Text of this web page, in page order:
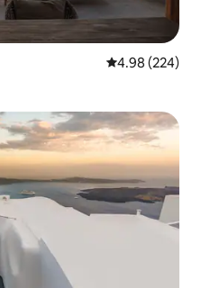
औसत रेटिंग 5 में से
4.98 (224)